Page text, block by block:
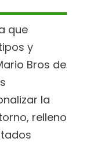
que
y
Bros de
la
relleno